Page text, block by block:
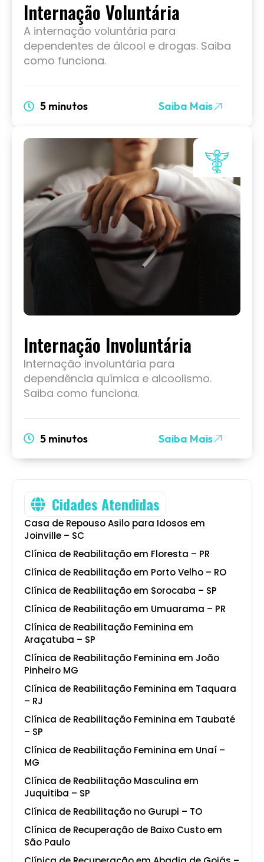
Cidades Atendidas
Casa de Repouso Asilo para Idosos em
Joinville – SC
Clínica de Reabilitação em Floresta – PR
Clínica de Reabilitação em Porto Velho – RO
Clínica de Reabilitação em Sorocaba – SP
Clínica de Reabilitação em Umuarama – PR
Clínica de Reabilitação Feminina em
Araçatuba – SP
Clínica de Reabilitação Feminina em João
Pinheiro MG
Clínica de Reabilitação Feminina em Taquara
– RJ
Clínica de Reabilitação Feminina em Taubaté
– SP
Clínica de Reabilitação Feminina em Unaí –
MG
Clínica de Reabilitação Masculina em
Juquitiba – SP
Clínica de Reabilitação no Gurupi – TO
Clínica de Recuperação de Baixo Custo em
São Paulo
Internação Voluntária
A internação voluntária para
dependentes de álcool e drogas. Saiba
como funciona.
5 minutos Saiba Mais
Internação Involuntária
Internação involuntária para
dependência química e alcoolismo.
Saiba como funciona.
5 minutos Saiba Mais